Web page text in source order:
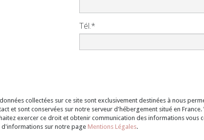
Tél.*
collectées sur ce site sont exclusivement destinées à nous
et sont conservées sur notre serveur d'hébergement situé en
exercer ce droit et obtenir communication des informations vous
d'informations sur notre page Mentions Légales.